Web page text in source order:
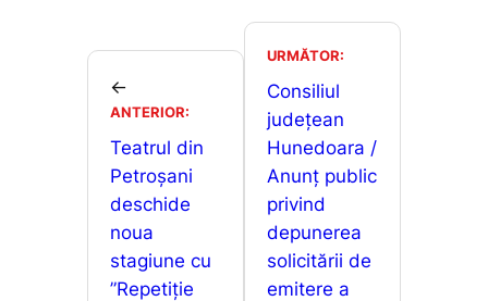
b
o
k
s
A
p
p
s
e
g
er
je
a
z
ă
←
ANTERIOR:
Teatrul din
Petroșani
deschide
noua
stagiune cu
”Repetiție
URMĂTOR:
Consiliul
județean
Hunedoara /
Anunţ public
privind
depunerea
solicitării de
emitere a